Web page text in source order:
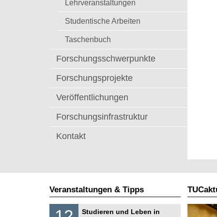
Lehrveranstaltungen
Studentische Arbeiten
Taschenbuch
Forschungsschwerpunkte
Forschungsprojekte
Veröffentlichungen
Forschungsinfrastruktur
Kontakt
Veranstaltungen & Tipps
1
Studieren und Leben in